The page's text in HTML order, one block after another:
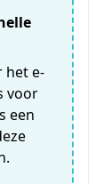
het e-
voor
een